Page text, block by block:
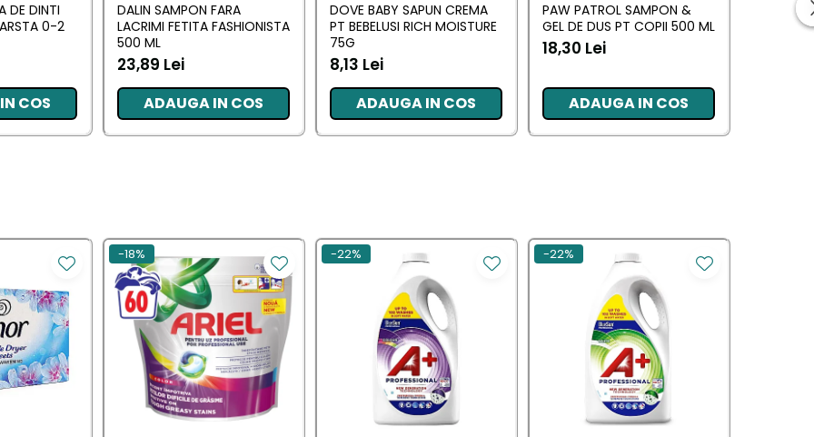
DE DINTI
0-2
COS
DALIN SAMPON FARA
LACRIMI FETITA FASHIONISTA
500 ML
23,89 Lei
ADAUGA IN COS
DOVE BABY SAPUN CREMA
PT BEBELUSI RICH MOISTURE
75G
8,13 Lei
ADAUGA IN COS
PAW PATROL SAMPON &
GEL DE DUS PT COPII 500 ML
18,30 Lei
ADAUGA IN COS
CHUPA
-18% -22% -22%